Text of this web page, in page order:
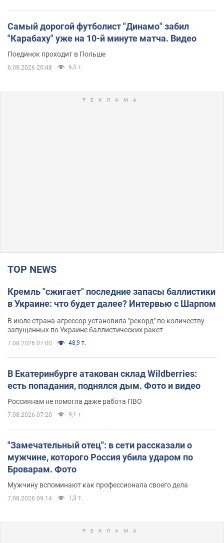
Самый дорогой футболист "Динамо" забил
"Карабаху" уже на 10-й минуте матча. Видео
Поединок проходит в Польше
6.08.2026 20:48 6,5 т.
TOP NEWS
Кремль "сжигает" последние запасы баллистики
в Украине: что будет далее? Интервью с Шарпом
В июле страна-агрессор установила "рекорд" по количеству
запущенных по Украине баллистических ракет
7.08.2026 07:00 48,9 т.
В Екатеринбурге атакован склад Wildberries:
есть попадания, поднялся дым. Фото и видео
Россиянам не помогла даже работа ПВО
7.08.2026 07:20 9,1 т.
"Замечательный отец": в сети рассказали о
мужчине, которого Россия убила ударом по
Броварам. Фото
Мужчину вспоминают как профессионала своего дела
7.08.2026 09:14 1,3 т.